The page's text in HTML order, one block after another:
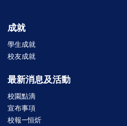
成就
學生成就
校友成就
最新消息及活動
校園點滴
宣布事項
校報—恒炘